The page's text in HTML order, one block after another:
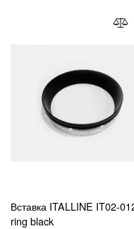
Вставка ITALLINE IT02-
ring black